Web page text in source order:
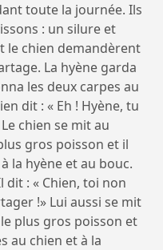
toute la journée. Ils
: un silure et
le chien demandèrent
La hyène garda
les deux carpes au
dit : « Eh ! Hyène, tu
chien se mit au
gros poisson et il
la hyène et au bouc.
dit : « Chien, toi non
!» Lui aussi se mit
plus gros poisson et
au chien et à la